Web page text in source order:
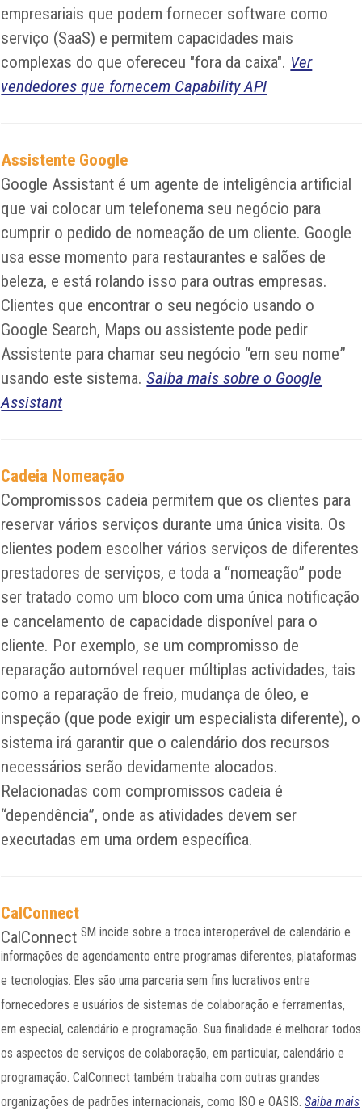
empresariais que podem fornecer software como
serviço (SaaS) e permitem capacidades mais
complexas do que ofereceu "fora da caixa". Ver
vendedores que fornecem Capability API
Assistente Google
Google Assistant é um agente de inteligência artificial
que vai colocar um telefonema seu negócio para
cumprir o pedido de nomeação de um cliente. Google
usa esse momento para restaurantes e salões de
beleza, e está rolando isso para outras empresas.
Clientes que encontrar o seu negócio usando o
Google Search, Maps ou assistente pode pedir
Assistente para chamar seu negócio “em seu nome”
usando este sistema.Saiba mais sobre o Google
Assistant
Cadeia Nomeação
Compromissos cadeia permitem que os clientes para
reservar vários serviços durante uma única visita. Os
clientes podem escolher vários serviços de diferentes
prestadores de serviços, e toda a “nomeação” pode
ser tratado como um bloco com uma única notificação
e cancelamento de capacidade disponível para o
cliente. Por exemplo, se um compromisso de
reparação automóvel requer múltiplas actividades, tais
como a reparação de freio, mudança de óleo, e
inspeção (que pode exigir um especialista diferente), o
sistema irá garantir que o calendário dos recursos
necessários serão devidamente alocados.
Relacionadas com compromissos cadeia é
“dependência”, onde as atividades devem ser
executadas em uma ordem específica.
CalConnect
CalConnect SMincide sobre a troca interoperável de calendário e
informações de agendamento entre programas diferentes, plataformas
e tecnologias. Eles são uma parceria sem fins lucrativos entre
fornecedores e usuários de sistemas de colaboração e ferramentas,
em especial, calendário e programação. Sua finalidade é melhorar todos
os aspectos de serviços de colaboração, em particular, calendário e
programação. CalConnect também trabalha com outras grandes
organizações de padrões internacionais, como ISO e OASIS.Saiba mais